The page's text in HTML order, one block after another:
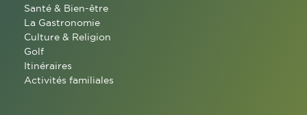
Santé & Bien-être
La Gastronomie
Culture & Religion
Golf
Itinéraires
Activités familiales